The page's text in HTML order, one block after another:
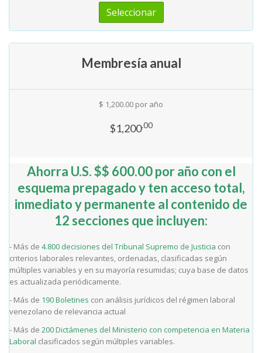
Seleccionar
Membresía anual
$ 1,200.00 por año
$1,200.00
Ahorra U.S. $$ 600.00 por año con el
esquema prepagado y ten acceso total,
inmediato y permanente al contenido de
12 secciones que incluyen:
- Más de 4.800 decisiones del Tribunal Supremo de Justicia con
criterios laborales relevantes, ordenadas, clasificadas según
múltiples variables y en su mayoría resumidas; cuya base de datos
es actualizada periódicamente.
- Más de 190 Boletines con análisis jurídicos del régimen laboral
venezolano de relevancia actual
- Más de 200 Dictámenes del Ministerio con competencia en Materia
Laboral clasificados según múltiples variables.